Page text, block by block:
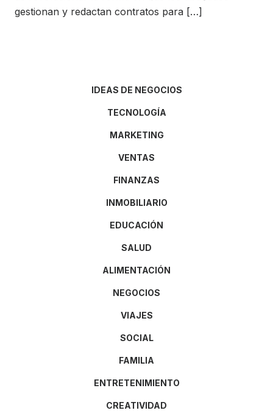
gestionan y redactan contratos para […]
IDEAS DE NEGOCIOS
TECNOLOGÍA
MARKETING
VENTAS
FINANZAS
INMOBILIARIO
EDUCACIÓN
SALUD
ALIMENTACIÓN
NEGOCIOS
VIAJES
SOCIAL
FAMILIA
ENTRETENIMIENTO
CREATIVIDAD